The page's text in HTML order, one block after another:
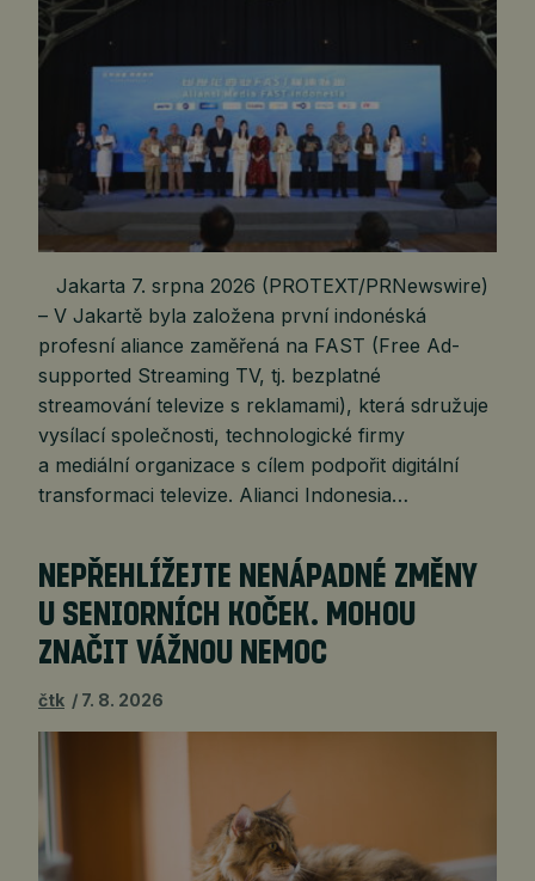
Jakarta 7. srpna 2026 (PROTEXT/PRNewswire)
– V Jakartě byla založena první indonéská
profesní aliance zaměřená na FAST (Free Ad-
supported Streaming TV, tj. bezplatné
streamování televize s reklamami), která sdružuje
vysílací společnosti, technologické firmy
a mediální organizace s cílem podpořit digitální
transformaci televize. Alianci Indonesia…
NEPŘEHLÍŽEJTE NENÁPADNÉ ZMĚNY
U SENIORNÍCH KOČEK. MOHOU
ZNAČIT VÁŽNOU NEMOC
čtk 7. 8. 2026